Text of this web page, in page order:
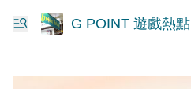
G POINT 遊戲熱點